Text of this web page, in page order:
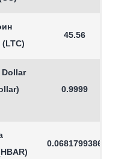
(LTC)
45.56
0.9999
0.0681799386